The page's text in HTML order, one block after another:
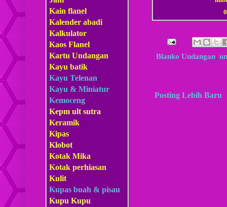
Blanko Undangan,
Posting Lebih Baru
Kain flanel
Kalender abadi
Kalkulator
Kaos Flanel
Kartu Undangan
Kayu batik
Kayu Telenan
Kayu & Miniatur
Kemoceng
Kepm ult sutra
Keramik
Kipas
Klobot
Kotak Mika
Kotak perhiasan
Kulit
Kupas buah & pisau
Kupu Kupu